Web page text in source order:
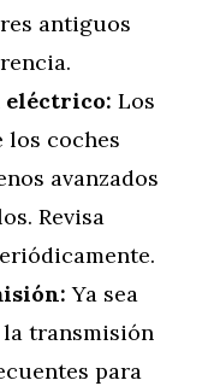
antiguos
eléctrico: Los
los coches
avanzados
Revisa
Ya sea
transmisión
para